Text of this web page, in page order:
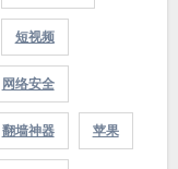
短视频
网络安全
翻墙神器 苹果